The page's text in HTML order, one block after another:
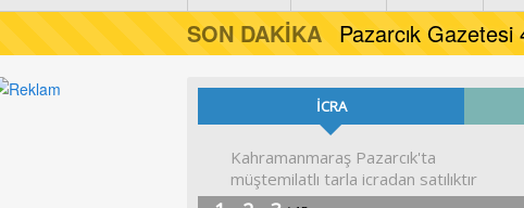
SON DAKİKA Pazarcık